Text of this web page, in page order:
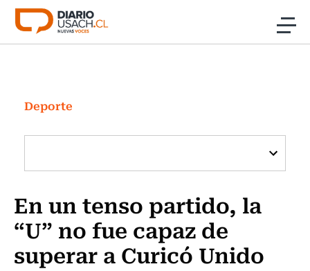
Click acá para ir directamente al contenido
Investigación
Cultura
Programas Radio y TV Usach
Deporte
En un tenso partido, la
“U” no fue capaz de
superar a Curicó Unido